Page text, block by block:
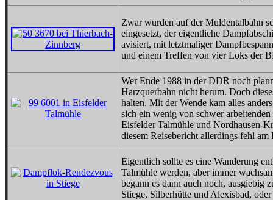
Zwar wurden auf der Muldentalbahn
eingesetzt, der eigentliche
avisiert, mit letztmaliger
und einem Treffen von vier Loks der
Wer Ende 1988 in der DDR noch
Harzquerbahn nicht herum. Doch
halten. Mit der Wende kam alles
sich ein wenig von schwer
Eisfelder Talmühle und Nordhausen-
diesem Reisebericht allerdings fehl am
Eigentlich sollte es eine Wanderung
Talmühle werden, aber immer
begann es dann auch noch, ausgiebig
Stiege, Silberhütte und Alexisbad,